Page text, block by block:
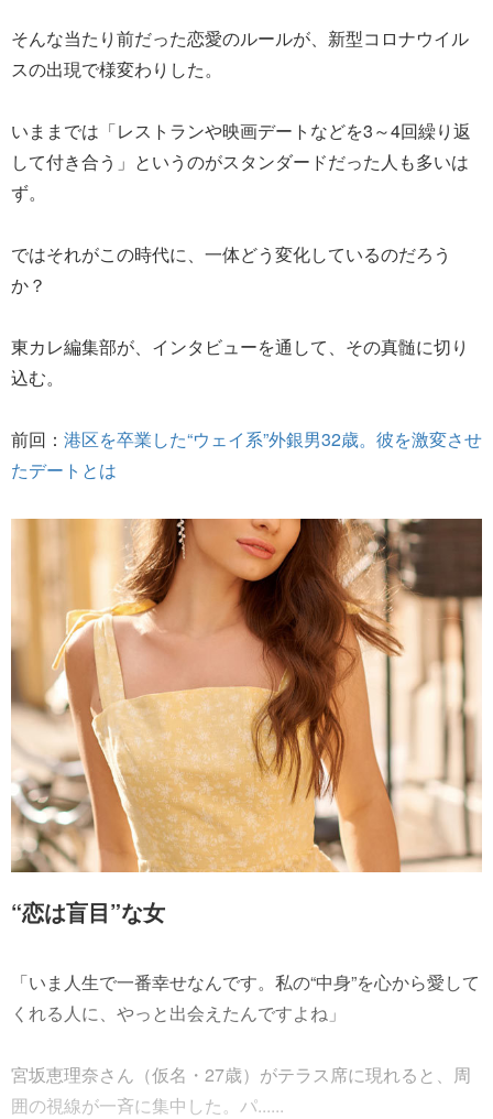
そんな当たり前だった恋愛のルールが、新型コロナウイル
スの出現で様変わりした。
いままでは「レストランや映画デートなどを3～4回繰り返
して付き合う」というのがスタンダードだった人も多いは
ず。
ではそれがこの時代に、一体どう変化しているのだろう
か？
東カレ編集部が、インタビューを通して、その真髄に切り
込む。
前回： 港区を卒業した“ウェイ系”外銀男32歳。彼を激変させ
たデートとは
“恋は盲目”な女
「いま人生で一番幸せなんです。私の“中身”を心から愛して
くれる人に、やっと出会えたんですよね」
宮坂恵理奈さん（仮名・27歳）がテラス席に現れると、周
囲の視線が一斉に集中した。パ......